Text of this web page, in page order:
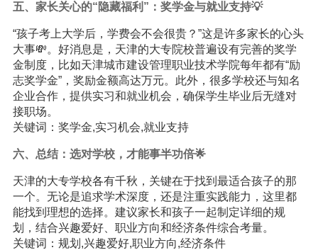
五、家长关心的“隐藏福利”：奖学金与就业支持💡
“孩子考上大学后，学费会不会很贵？”这是许多家长的心头
大事💸。好消息是，天津的大专院校普遍设有完善的奖学
金制度，比如天津城市建设管理职业技术学院每年都有“励
志奖学金”，奖励金额高达万元。此外，很多学校还与知名
企业合作，提供实习和就业机会，确保学生毕业后无缝对
接职场。
关键词：奖学金,实习机会,就业支持
六、总结：选对学校，才能事半功倍🌟
天津的大专学校各有千秋，关键在于找到最适合孩子的那
一个。无论是追求学术深度，还是注重实践能力，这里都
能找到理想的选择。建议家长和孩子一起制定详细的规
划，结合兴趣爱好、职业方向和经济条件综合考量。
关键词：规划,兴趣爱好,职业方向,经济条件